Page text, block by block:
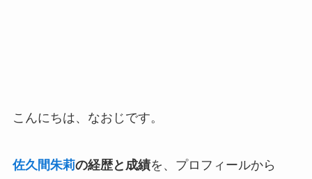
こんにちは、なおじです。
佐久間朱莉の経歴と成績を、プロフィールから